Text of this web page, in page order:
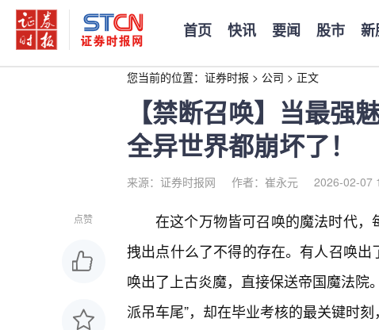
首页 快讯 要闻 股市 新
您当前的位置： 证券时报 > 公司 > 正文
【禁断召唤】当最强
全异世界都崩坏了！
来源：证券时报网 作者：崔永元 2026-02-07
点赞
在这个万物皆可召唤的魔法时代
拽出点什么了不得的存在。有人召唤
唤出了上古炎魔，直接保送帝国魔法院
派吊车尾”，却在毕业考核的最关键时